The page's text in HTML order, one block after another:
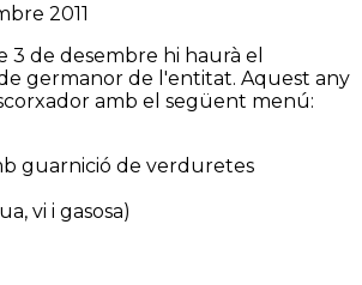
2011
3 de desembre hi haurà el
germanor de l'entitat. Aquest any
amb el següent menú:
guarnició de verduretes
vi i gasosa)